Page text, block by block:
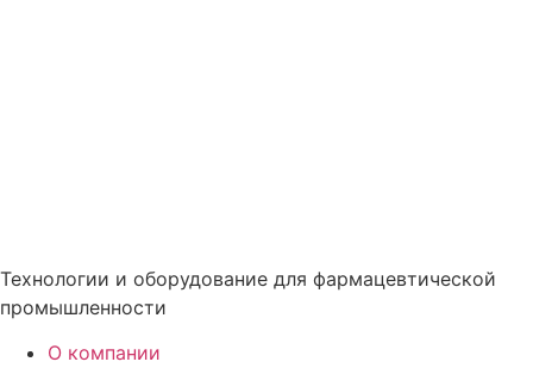
Технологии и оборудование для фармацевтической
промышленности
О компании